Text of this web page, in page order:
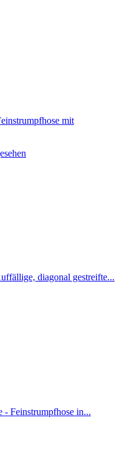
mit
diagonal gestreifte...
- Feinstrumpfhose in...